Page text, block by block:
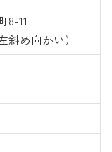
8-11
斜め向かい）